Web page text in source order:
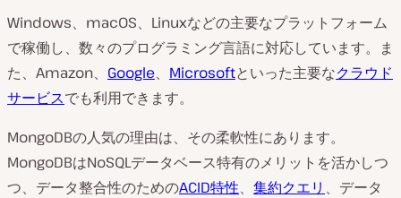
Windows、macOS、Linuxなどの主要なプラットフォーム
で稼働し、数々のプログラミング言語に対応しています。ま
た、Amazon、 Google、 Microsoftといった主要なクラウド
サービスでも利用できます。
MongoDBの人気の理由は、その柔軟性にあります。
MongoDBはNoSQLデータベース特有のメリットを活かしつ
つ、データ整合性のためのACID特性、 集約クエリ 、データ